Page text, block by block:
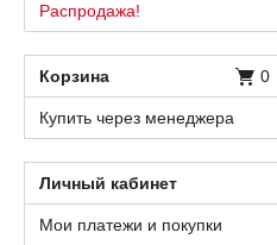
Распродажа!
Корзина 0
Купить через менеджера
Личный кабинет
Мои платежи и покупки